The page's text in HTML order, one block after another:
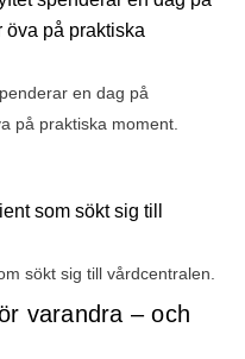
en dag på
på praktiska moment.
sökt sig till vårdcentralen.
varandra – och